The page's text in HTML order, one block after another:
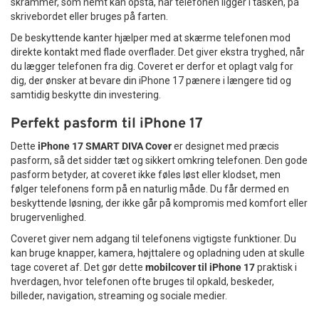
skrivebordet eller bruges på farten.
De beskyttende kanter hjælper med at skærme telefonen mod
direkte kontakt med flade overflader. Det giver ekstra tryghed, når
du lægger telefonen fra dig. Coveret er derfor et oplagt valg for
dig, der ønsker at bevare din iPhone 17 pænere i længere tid og
samtidig beskytte din investering.
Perfekt pasform til iPhone 17
Dette iPhone 17 SMART DIVA Coverer designet med præcis
pasform, så det sidder tæt og sikkert omkring telefonen. Den gode
pasform betyder, at coveret ikke føles løst eller klodset, men
følger telefonens form på en naturlig måde. Du får dermed en
beskyttende løsning, der ikke går på kompromis med komfort eller
brugervenlighed.
Coveret giver nem adgang til telefonens vigtigste funktioner. Du
kan bruge knapper, kamera, højttalere og opladning uden at skulle
tage coveret af. Det gør dette mobilcover til iPhone 17praktisk i
hverdagen, hvor telefonen ofte bruges til opkald, beskeder,
billeder, navigation, streaming og sociale medier.